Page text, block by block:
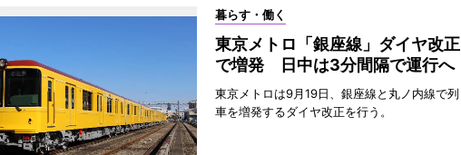
暮らす・働く
東京メトロ「銀座線」ダイヤ改正
で増発 日中は3分間隔で運行へ
東京メトロは9月19日、銀座線と丸ノ内線で列
車を増発するダイヤ改正を行う。